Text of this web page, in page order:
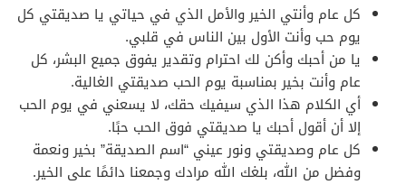
كل عام وأنتي الخير والأمل الذي في حياتي يا صديقتي كل
يوم حب وأنت الأول بين الناس في قلبي.
يا من أحبك وأكن لك احترام وتقدير يفوق جميع البشر، كل
عام وأنت بخير بمناسبة يوم الحب صديقتي الغالية.
أي الكلام هذا الذي سيفيك حقك، لا يسعني في يوم الحب
إلا أن أقول أحبك يا صديقتي فوق الحب حبًا.
كل عام وصديقتي ونور عيني “اسم الصديقة” بخير ونعمة
وفضل من الله، بلغك الله مرادك وجمعنا دائمًا على الخير.